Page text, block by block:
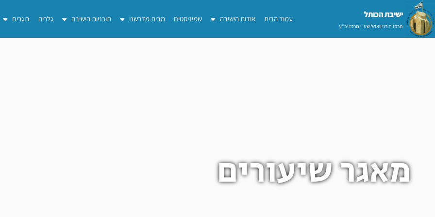
דילוג
לתוכן
ישיבת הכותל​
מרכז תורני וואהל שע"י מרכז יב"ע
עמוד הבית אודות הישיבה שמיניסטים מבית מדרשנו תוכניות הישיבה גלריה בוגרים
מאגר שיעורים